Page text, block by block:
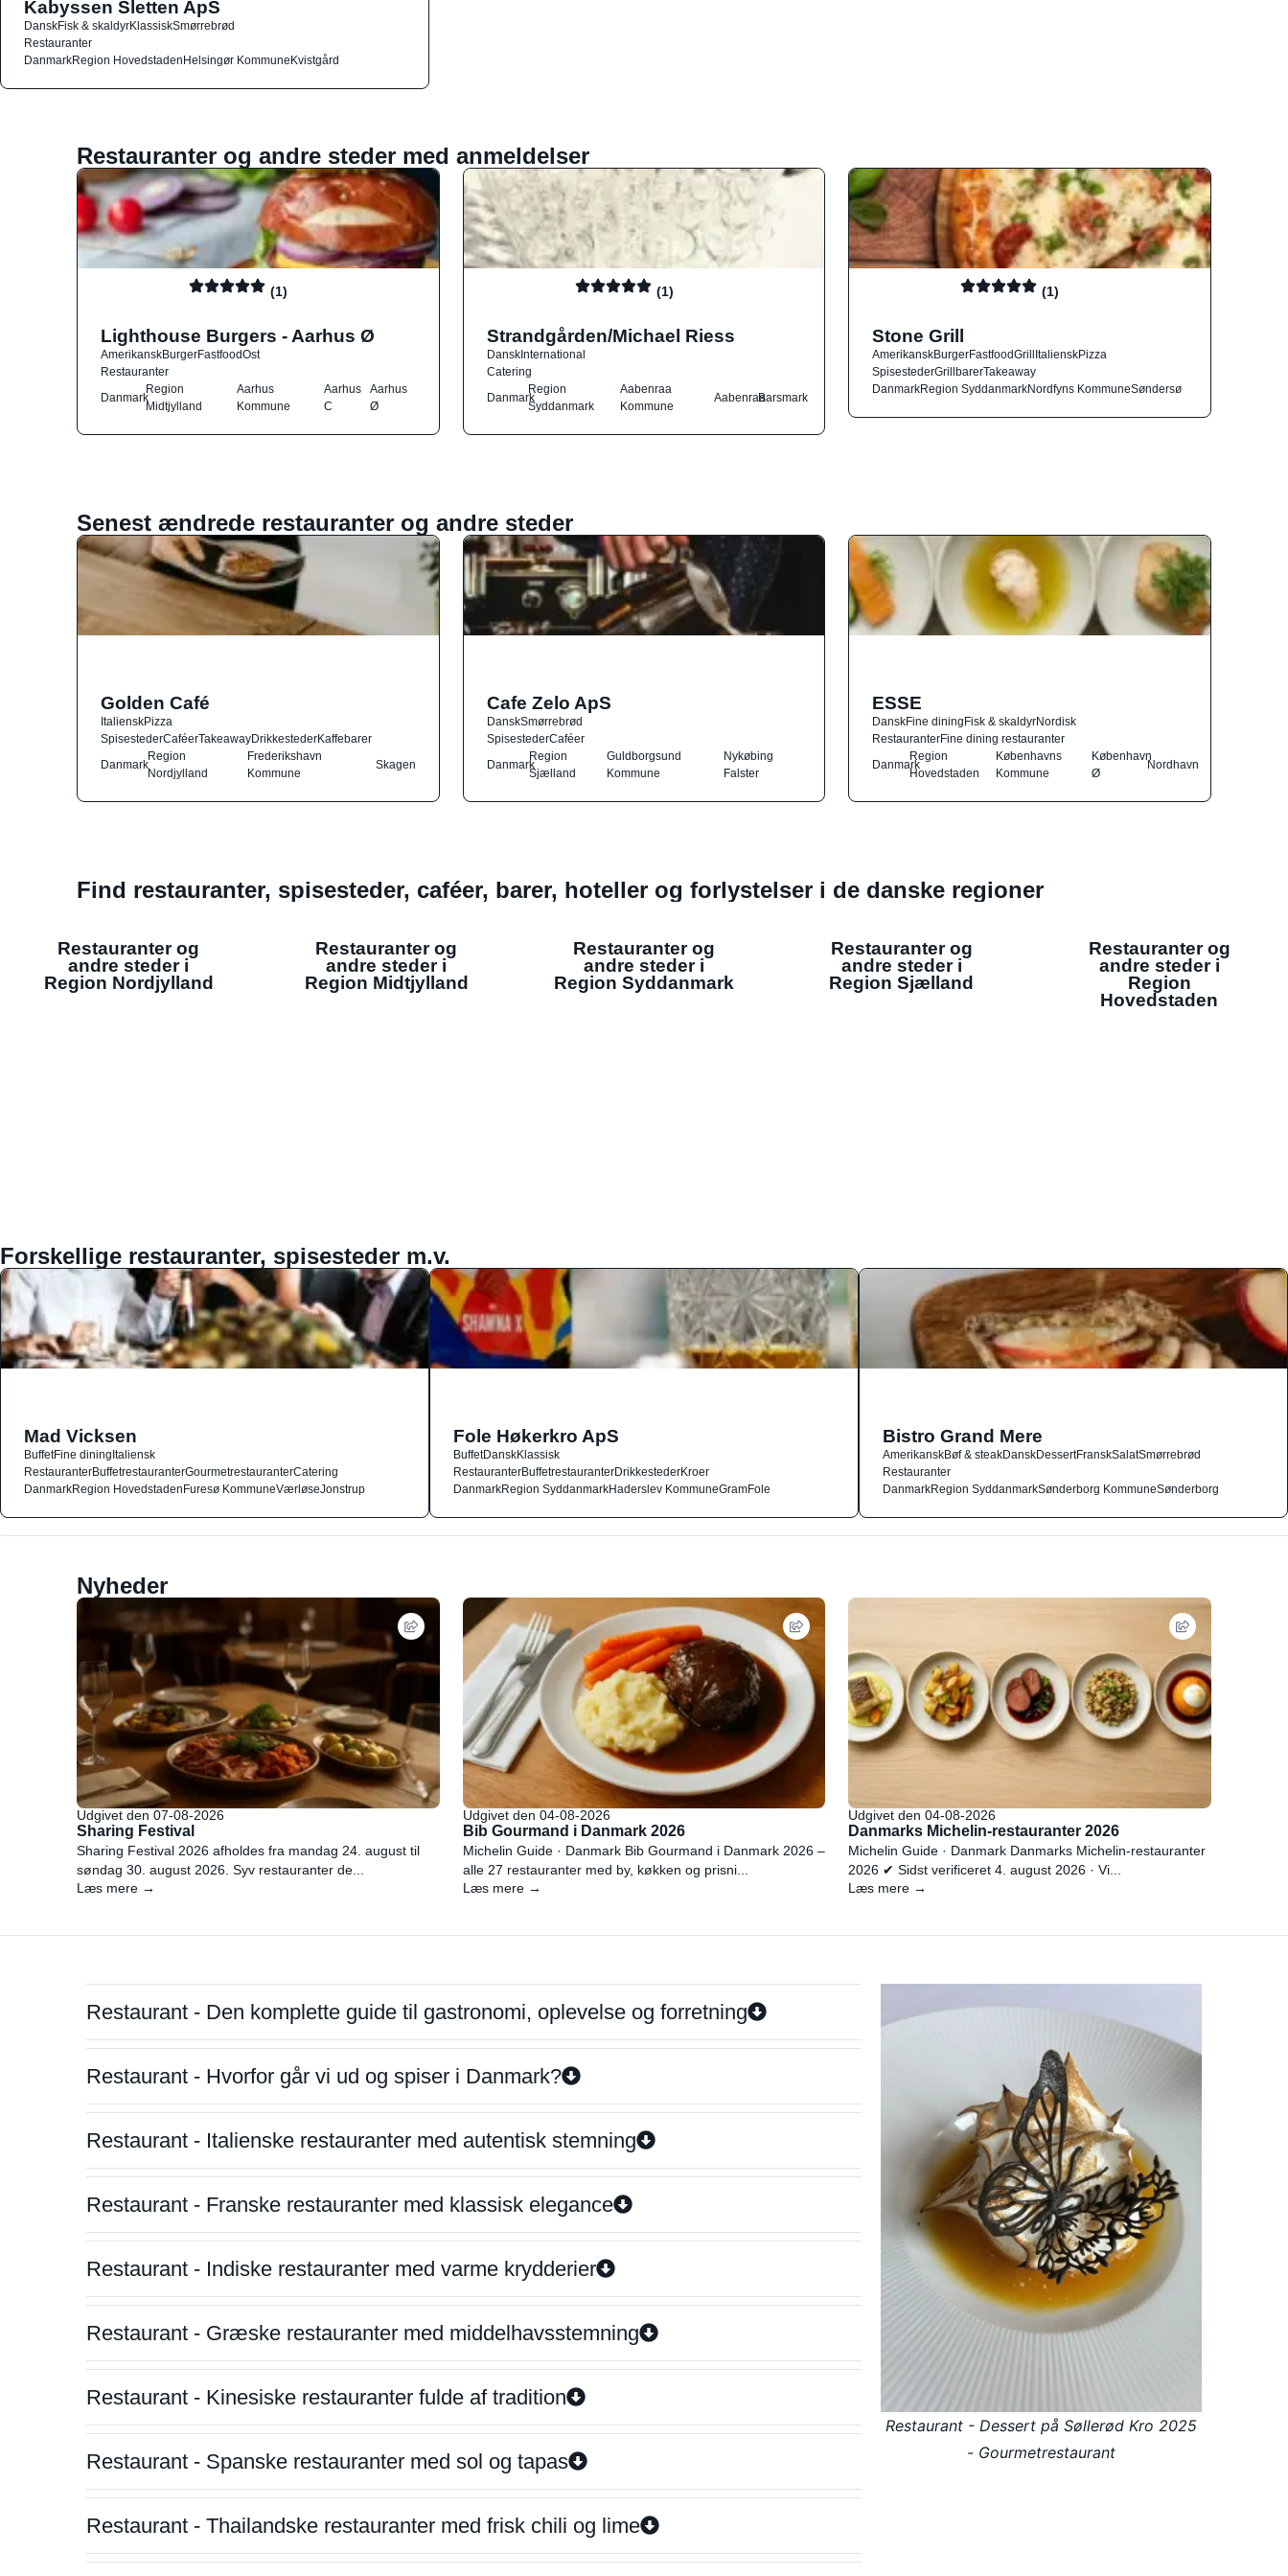
Kabyssen Sletten ApS
DanskFisk & skaldyrKlassiskSmørrebrød
Restauranter
DanmarkRegion HovedstadenHelsingør KommuneKvistgård
Restauranter og andre steder med anmeldelser
(1)
Lighthouse Burgers - Aarhus Ø
AmerikanskBurgerFastfoodOst
Restauranter
Danmark
Region
Midtjylland
Aarhus
Kommune
Aarhus
C
Aarhus
Ø
(1)
Strandgården/Michael Riess
DanskInternational
Catering
Danmark
Region
Syddanmark
Aabenraa
Kommune
AabenraaBarsmark
(1)
Stone Grill
AmerikanskBurgerFastfoodGrillItalienskPizza
SpisestederGrillbarerTakeaway
DanmarkRegion SyddanmarkNordfyns KommuneSøndersø
Senest ændrede restauranter og andre steder
Golden Café
ItalienskPizza
SpisestederCaféerTakeawayDrikkestederKaffebarer
Danmark
Region
Nordjylland
Frederikshavn
Kommune
Skagen
Cafe Zelo ApS
DanskSmørrebrød
SpisestederCaféer
Danmark
Region
Sjælland
Guldborgsund
Kommune
Nykøbing
Falster
ESSE
DanskFine diningFisk & skaldyrNordisk
RestauranterFine dining restauranter
Danmark
Region
Hovedstaden
Københavns
Kommune
København
Ø
Nordhavn
Find restauranter, spisesteder, caféer, barer, hoteller og forlystelser i de danske regioner
Restauranter og
andre steder i
Region Nordjylland
Restauranter og
andre steder i
Region Midtjylland
Restauranter og
andre steder i
Region Syddanmark
Restauranter og
andre steder i
Region Sjælland
Restauranter og
andre steder i
Region
Hovedstaden
Forskellige restauranter, spisesteder m.v.
Mad Vicksen
BuffetFine diningItaliensk
RestauranterBuffetrestauranterGourmetrestauranterCatering
DanmarkRegion HovedstadenFuresø KommuneVærløseJonstrup
Fole Høkerkro ApS
BuffetDanskKlassisk
RestauranterBuffetrestauranterDrikkestederKroer
DanmarkRegion SyddanmarkHaderslev KommuneGramFole
Bistro Grand Mere
AmerikanskBøf & steakDanskDessertFranskSalatSmørrebrød
Restauranter
DanmarkRegion SyddanmarkSønderborg KommuneSønderborg
Nyheder
Udgivet den 07-08-2026
Sharing Festival
Sharing Festival 2026 afholdes fra mandag 24. august til
søndag 30. august 2026. Syv restauranter de...
Læs mere →
Udgivet den 04-08-2026
Bib Gourmand i Danmark 2026
Michelin Guide · Danmark Bib Gourmand i Danmark 2026 –
alle 27 restauranter med by, køkken og prisni...
Læs mere →
Udgivet den 04-08-2026
Danmarks Michelin-restauranter 2026
Michelin Guide · Danmark Danmarks Michelin-restauranter
2026 ✔ Sidst verificeret 4. august 2026 · Vi...
Læs mere →
Restaurant - Den komplette guide til gastronomi, oplevelse og forretning
Restaurant - Hvorfor går vi ud og spiser i Danmark?
Restaurant - Italienske restauranter med autentisk stemning
Restaurant - Franske restauranter med klassisk elegance
Restaurant - Indiske restauranter med varme krydderier
Restaurant - Græske restauranter med middelhavsstemning
Restaurant - Kinesiske restauranter fulde af tradition
Restaurant - Spanske restauranter med sol og tapas
Restaurant - Thailandske restauranter med frisk chili og lime
Restaurant - Dessert på Søllerød Kro 2025
- Gourmetrestaurant